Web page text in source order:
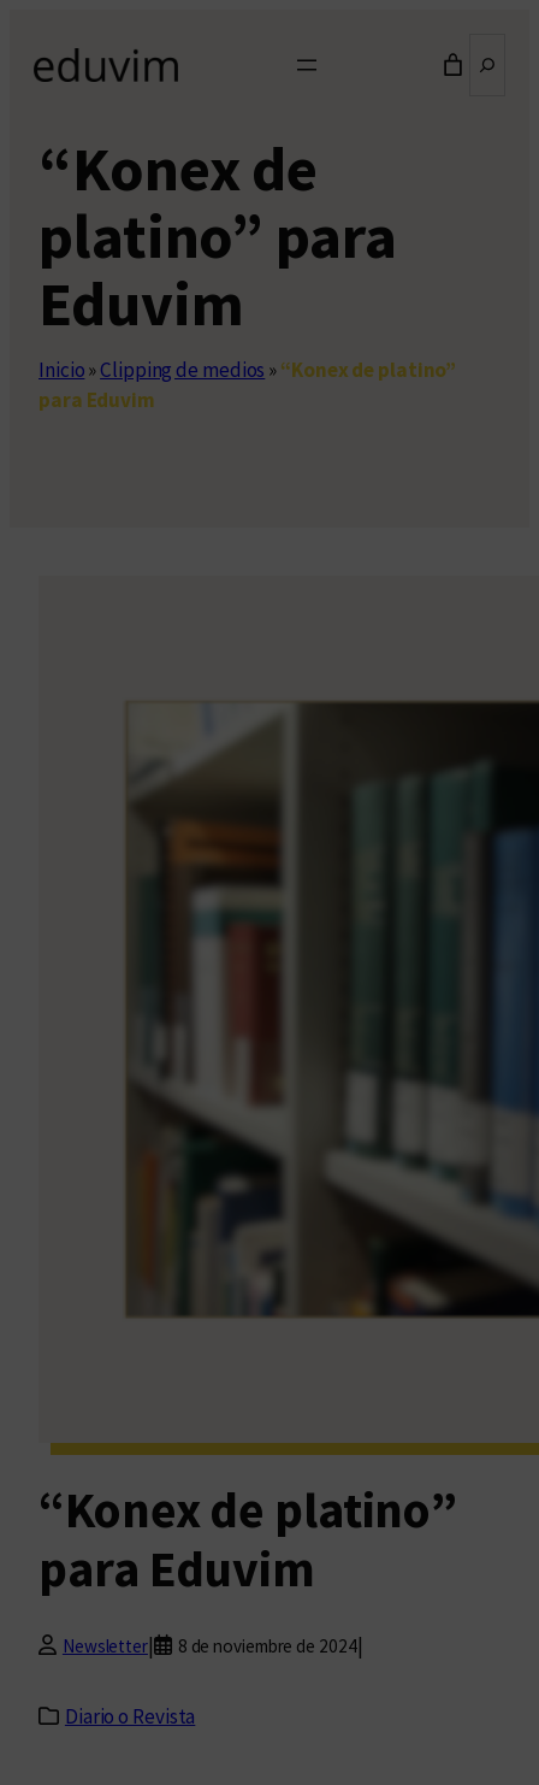
contenido
“Konex de
platino” para
Eduvim
Inicio»Clipping de medios »“Konex de platino”
para Eduvim
“Konex de platino”
para Eduvim
Newsletter| 8 de noviembre de 2024|
Diario o Revista